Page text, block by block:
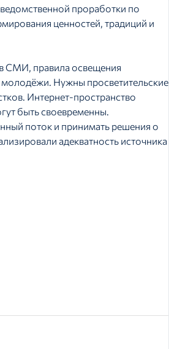
проработки по
ценностей, традиций и
СМИ, правила освещения
Нужны просветительские
Интернет-пространство
быть своевременны.
поток и принимать решения о
адекватность источника